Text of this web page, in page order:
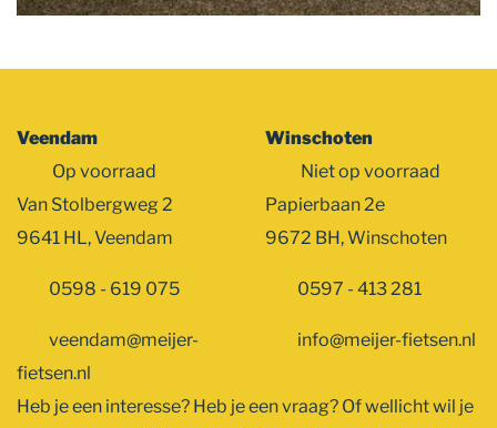
Veendam
Op voorraad
Van Stolbergweg 2
9641 HL, Veendam
0598 - 619 075
veendam@meijer-
fietsen.nl
Winschoten
Niet op voorraad
Papierbaan 2e
9672 BH, Winschoten
0597 - 413 281
info@meijer-fietsen.nl
Heb je een interesse? Heb je een vraag? Of wellicht wil je